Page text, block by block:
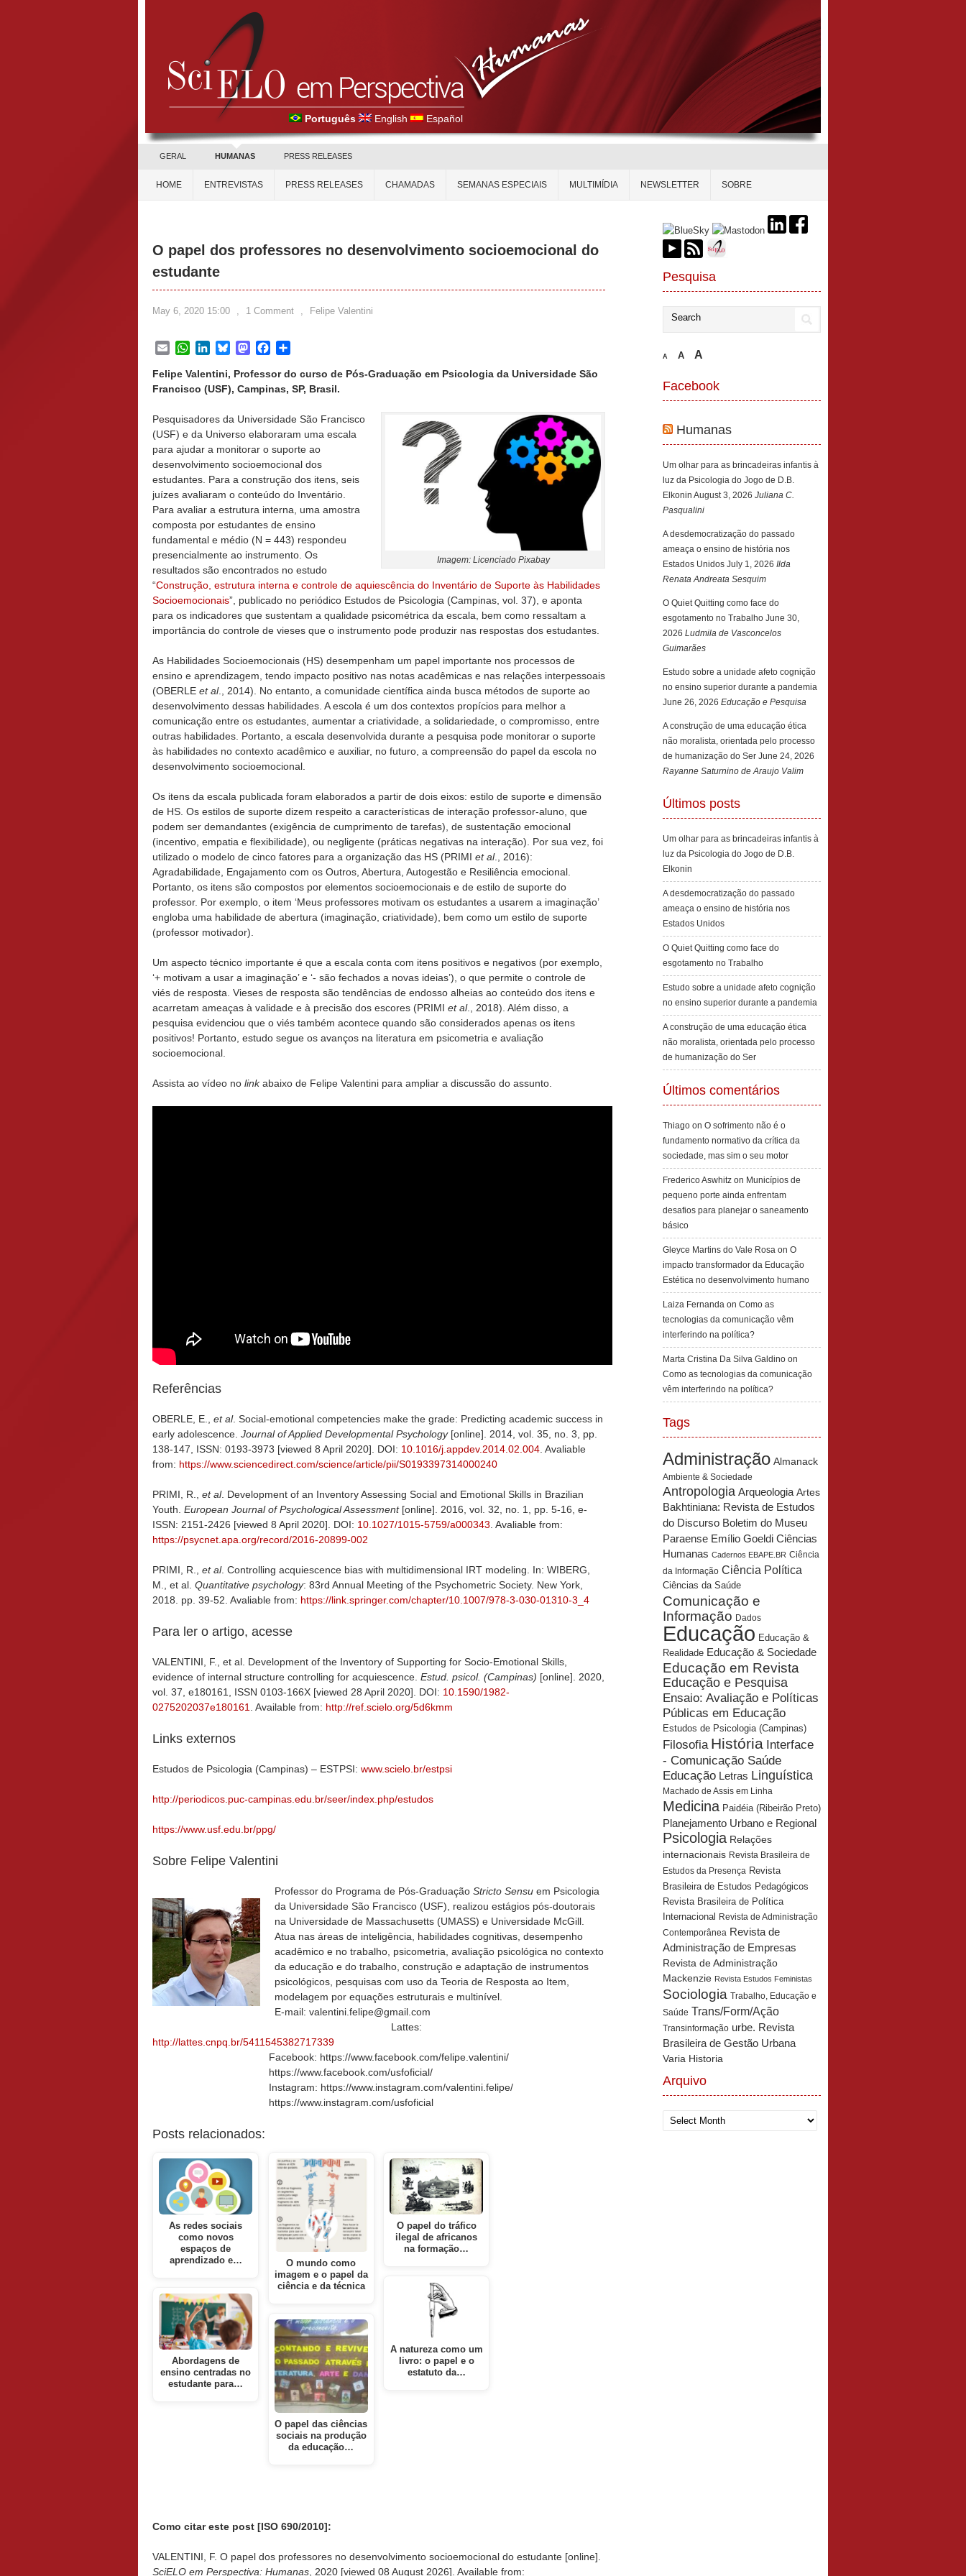
Português English Español
GERAL HUMANAS PRESS RELEASES
HOME ENTREVISTAS PRESS RELEASES CHAMADAS SEMANAS ESPECIAIS MULTIMÍDIA NEWSLETTER SOBRE
O papel dos professores no desenvolvimento socioemocional do
estudante
May 6, 2020 15:00 , 1 Comment , Felipe Valentini
EmailWhatsApp
LinkedInBlueskyMastodonFacebook
Felipe Valentini, Professor do curso de Pós-Graduação em Psicologia da Universidade São
Francisco (USF), Campinas, SP, Brasil.
Imagem: Licenciado Pixabay
Pesquisadores da Universidade São Francisco
(USF) e da Universo elaboraram uma escala
para ajudar a monitorar o suporte ao
desenvolvimento socioemocional dos
estudantes. Para a construção dos itens, seis
juízes avaliaram o conteúdo do Inventário.
Para avaliar a estrutura interna, uma amostra
composta por estudantes de ensino
fundamental e médio (N = 443) respondeu
presencialmente ao instrumento. Os
resultados são encontrados no estudo
“Construção, estrutura interna e controle de aquiescência do Inventário de Suporte às Habilidades
Socioemocionais”, publicado no periódico Estudos de Psicologia (Campinas, vol. 37), e aponta
para os indicadores que sustentam a qualidade psicométrica da escala, bem como ressaltam a
importância do controle de vieses que o instrumento pode produzir nas respostas dos estudantes.
As Habilidades Socioemocionais (HS) desempenham um papel importante nos processos de
ensino e aprendizagem, tendo impacto positivo nas notas acadêmicas e nas relações interpessoais
(OBERLE et al., 2014). No entanto, a comunidade científica ainda busca métodos de suporte ao
desenvolvimento dessas habilidades. A escola é um dos contextos propícios para melhor a
comunicação entre os estudantes, aumentar a criatividade, a solidariedade, o compromisso, entre
outras habilidades. Portanto, a escala desenvolvida durante a pesquisa pode monitorar o suporte
às habilidades no contexto acadêmico e auxiliar, no futuro, a compreensão do papel da escola no
desenvolvimento socioemocional.
Os itens da escala publicada foram elaborados a partir de dois eixos: estilo de suporte e dimensão
de HS. Os estilos de suporte dizem respeito a características de interação professor-aluno, que
podem ser demandantes (exigência de cumprimento de tarefas), de sustentação emocional
(incentivo, empatia e flexibilidade), ou negligente (práticas negativas na interação). Por sua vez, foi
utilizado o modelo de cinco fatores para a organização das HS (PRIMI et al., 2016):
Agradabilidade, Engajamento com os Outros, Abertura, Autogestão e Resiliência emocional.
Portanto, os itens são compostos por elementos socioemocionais e de estilo de suporte do
professor. Por exemplo, o item ‘Meus professores motivam os estudantes a usarem a imaginação’
engloba uma habilidade de abertura (imaginação, criatividade), bem como um estilo de suporte
(professor motivador).
Um aspecto técnico importante é que a escala conta com itens positivos e negativos (por exemplo,
‘+ motivam a usar a imaginação’ e ‘- são fechados a novas ideias’), o que permite o controle de
viés de resposta. Vieses de resposta são tendências de endosso alheias ao conteúdo dos itens e
acarretam ameaças à validade e à precisão dos escores (PRIMI et al., 2018). Além disso, a
pesquisa evidenciou que o viés também acontece quando são considerados apenas os itens
positivos! Portanto, estudo segue os avanços na literatura em psicometria e avaliação
socioemocional.
Assista ao vídeo no linkabaixo de Felipe Valentini para ampliar a discussão do assunto.
Referências
OBERLE, E., et al. Social-emotional competencies make the grade: Predicting academic success in
early adolescence. Journal of Applied Developmental Psychology[online]. 2014, vol. 35, no. 3, pp.
138-147, ISSN: 0193-3973 [viewed 8 April 2020]. DOI: 10.1016/j.appdev.2014.02.004 . Avaliable
from: https://www.sciencedirect.com/science/article/pii/S0193397314000240
PRIMI, R., et al. Development of an Inventory Assessing Social and Emotional Skills in Brazilian
Youth. European Journal of Psychological Assessment[online]. 2016, vol. 32, no. 1, pp. 5-16, e-
ISSN: 2151-2426 [viewed 8 April 2020]. DOI: 10.1027/1015-5759/a000343 . Avaliable from:
https://psycnet.apa.org/record/2016-20899-002
PRIMI, R., et al. Controlling acquiescence bias with multidimensional IRT modeling. In: WIBERG,
M., et al. Quantitative psychology: 83rd Annual Meeting of the Psychometric Society. New York,
2018. pp. 39-52. Avaliable from: https://link.springer.com/chapter/10.1007/978-3-030-01310-3_4
Para ler o artigo, acesse
VALENTINI, F., et al. Development of the Inventory of Supporting for Socio-Emotional Skills,
evidence of internal structure controlling for acquiescence. Estud. psicol. (Campinas) [online]. 2020,
vol. 37, e180161, ISSN 0103-166X [viewed 28 April 2020]. DOI: 10.1590/1982-
0275202037e180161
. Available from: http://ref.scielo.org/5d6kmm
Links externos
Estudos de Psicologia (Campinas) – ESTPSI: www.scielo.br/estpsi
http://periodicos.puc-campinas.edu.br/seer/index.php/estudos
https://www.usf.edu.br/ppg/
Sobre Felipe Valentini
Professor do Programa de Pós-Graduação Stricto Sensu em Psicologia
da Universidade São Francisco (USF), realizou estágios pós-doutorais
na Universidade de Massachusetts (UMASS) e Universidade McGill.
Atua nas áreas de inteligência, habilidades cognitivas, desempenho
acadêmico e no trabalho, psicometria, avaliação psicológica no contexto
da educação e do trabalho, construção e adaptação de instrumentos
psicológicos, pesquisas com uso da Teoria de Resposta ao Item,
modelagem por equações estruturais e multinível.
E-mail: valentini.felipe@gmail.com
Lattes:
http://lattes.cnpq.br/5411545382717339
Facebook: https://www.facebook.com/felipe.valentini/
https://www.facebook.com/usfoficial/
Instagram: https://www.instagram.com/valentini.felipe/
https://www.instagram.com/usfoficial
Posts relacionados:
As redes sociais
como novos
espaços de
aprendizado e…
Abordagens de
ensino centradas no
estudante para…
O mundo como
imagem e o papel da
ciência e da técnica
O papel das ciências
sociais na produção
da educação…
O papel do tráfico
ilegal de africanos
na formação…
A natureza como um
livro: o papel e o
estatuto da…
Como citar este post [ISO 690/2010]:
VALENTINI, F. O papel dos professores no desenvolvimento socioemocional do estudante [online].
SciELO em Perspectiva: Humanas , 2020 [viewed 08 August 2026]. Available from:
Pesquisa
A A A
Facebook
Humanas
Um olhar para as brincadeiras infantis à
luz da Psicologia do Jogo de D.B.
Elkonin August 3, 2026 Juliana C.
Pasqualini
A desdemocratização do passado
ameaça o ensino de história nos
Estados Unidos July 1, 2026 Ilda
Renata Andreata Sesquim
O Quiet Quitting como face do
esgotamento no Trabalho June 30,
2026 Ludmila de Vasconcelos
Guimarães
Estudo sobre a unidade afeto cognição
no ensino superior durante a pandemia
June 26, 2026 Educação e Pesquisa
A construção de uma educação ética
não moralista, orientada pelo processo
de humanização do Ser June 24, 2026
Rayanne Saturnino de Araujo Valim
Últimos posts
Um olhar para as brincadeiras infantis à
luz da Psicologia do Jogo de D.B.
Elkonin
A desdemocratização do passado
ameaça o ensino de história nos
Estados Unidos
O Quiet Quitting como face do
esgotamento no Trabalho
Estudo sobre a unidade afeto cognição
no ensino superior durante a pandemia
A construção de uma educação ética
não moralista, orientada pelo processo
de humanização do Ser
Últimos comentários
Thiago on O sofrimento não é o
fundamento normativo da crítica da
sociedade, mas sim o seu motor
Frederico Aswhitz on Municípios de
pequeno porte ainda enfrentam
desafios para planejar o saneamento
básico
Gleyce Martins do Vale Rosa on O
impacto transformador da Educação
Estética no desenvolvimento humano
Laiza Fernanda on Como as
tecnologias da comunicação vêm
interferindo na política?
Marta Cristina Da Silva Galdino on
Como as tecnologias da comunicação
vêm interferindo na política?
Tags
Administração Almanack
Ambiente & Sociedade
Antropologia Arqueologia Artes
Bakhtiniana: Revista de Estudos
do Discurso Boletim do Museu
Paraense Emílio Goeldi Ciências
Humanas Cadernos EBAPE.BR Ciência
da Informação Ciência Política
Ciências da Saúde
Comunicação e
Informação Dados
Educação Educação &
Realidade Educação & Sociedade
Educação em Revista
Educação e Pesquisa
Ensaio: Avaliação e Políticas
Públicas em Educação
Estudos de Psicologia (Campinas)
Filosofia História Interface
- Comunicação Saúde
Educação Letras Linguística
Machado de Assis em Linha
Medicina Paidéia (Ribeirão Preto)
Planejamento Urbano e Regional
Psicologia Relações
internacionais Revista Brasileira de
Estudos da Presença Revista
Brasileira de Estudos Pedagógicos
Revista Brasileira de Política
Internacional Revista de Administração
Contemporânea Revista de
Administração de Empresas
Revista de Administração
Mackenzie Revista Estudos Feministas
Sociologia Trabalho, Educação e
Saúde Trans/Form/Ação
Transinformação urbe. Revista
Brasileira de Gestão Urbana
Varia Historia
Arquivo
Arquivo